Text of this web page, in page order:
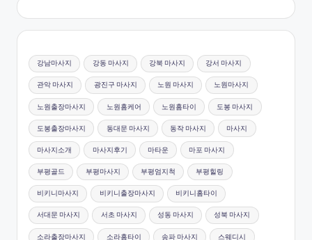
강남마사지 강동 마사지 강북 마사지 강서 마사지
관악 마사지 광진구 마사지 노원 마사지 노원마사지
노원출장마사지 노원홈케어 노원홈타이 도봉 마사지
도봉출장마사지 동대문 마사지 동작 마사지 마사지
마사지소개 마사지후기 마타운 마포 마사지
부평골드 부평마사지 부평엄지척 부평힐링
비키니마사지 비키니출장마사지 비키니홈타이
서대문 마사지 서초 마사지 성동 마사지 성북 마사지
소라출장마사지 소라홈타이 송파 마사지 스웨디시